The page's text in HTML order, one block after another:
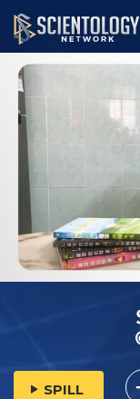
SPILL